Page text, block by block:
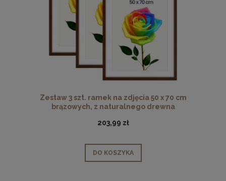
Zestaw 3 szt. ramek na zdjęcia 50 x 70 cm
brązowych, z naturalnego drewna
203,99 zł
DO KOSZYKA